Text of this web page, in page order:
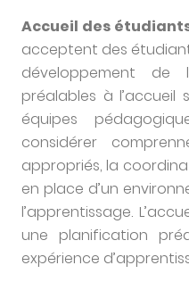
Accueil des
acceptent des
développement de
préalables à
équipes
considérer
appropriés, la
en place d’un
l’apprentissage.
une planification
expérience